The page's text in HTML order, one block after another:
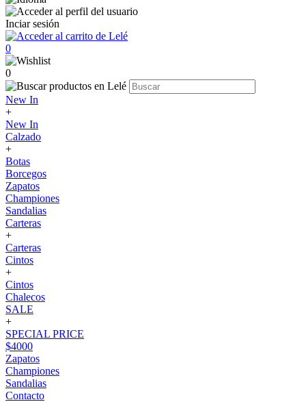
Inciar sesión
0
0
New In
+
New In
Calzado
+
Botas
Borcegos
Zapatos
Championes
Sandalias
Carteras
+
Carteras
Cintos
+
Cintos
Chalecos
SALE
+
SPECIAL PRICE
$4000
Zapatos
Championes
Sandalias
Contacto